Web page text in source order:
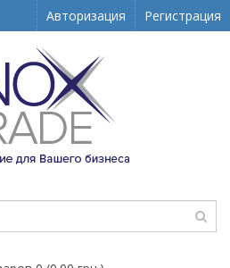
Авторизация Регистрация